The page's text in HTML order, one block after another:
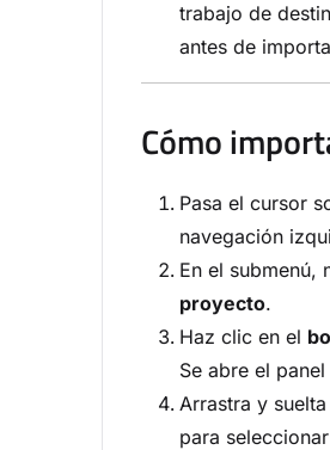
trabajo de
antes de
Cómo
Pasa el cursor
navegación
En el submenú,
proyecto.
Haz clic en el
Se abre el panel
Arrastra y
para